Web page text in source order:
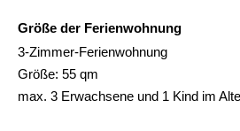
Größe der Ferienwohnung
3-Zimmer-Ferienwohnung
Größe: 55 qm
max. 3 Erwachsene und 1 Kind im